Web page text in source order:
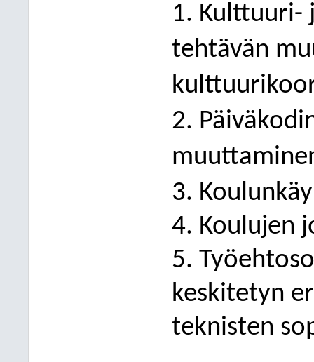
1. Kulttuuri-
tehtävän
2.
3.
4. Koulujen
5.
keskitetyn
teknisten